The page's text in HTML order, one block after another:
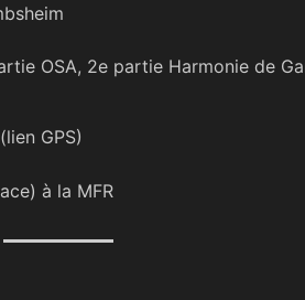
OSA, 2e partie Harmonie de
(lien GPS)
à la MFR